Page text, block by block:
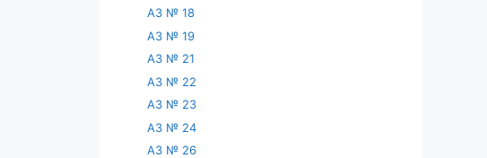
АЗ № 18
АЗ № 19
АЗ № 21
АЗ № 22
АЗ № 23
АЗ № 24
АЗ № 26